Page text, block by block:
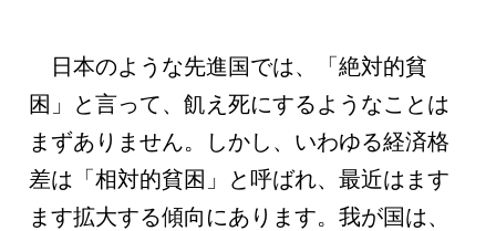
日本のような先進国では、「絶対的貧
困」と言って、飢え死にするようなことは
まずありません。しかし、いわゆる経済格
差は「相対的貧困」と呼ばれ、最近はます
ます拡大する傾向にあります。我が国は、